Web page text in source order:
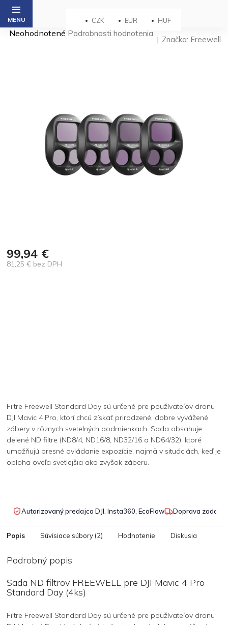
Prejsť
obsah
CZK EUR HUF
Priemerné
Neohodnotené Podrobnosti hodnotenia
Značka: Freewell
99,94 €
81,25 € bez DPH
Filtre Freewell Standard Day sú určené pre používateľov dronu
DJI Mavic 4 Pro, ktorí chcú získať prirodzené, dobre vyvážené
zábery v rôznych svetelných podmienkach. Sada obsahuje
delené ND filtre (ND8/4, ND16/8, ND32/16 a ND64/32), ktoré
umožňujú presné ovládanie expozície, najmä v situáciách, keď je
obloha oveľa svetlejšia ako zvyšok záberu.
Autorizovaný predajca DJI, Insta360, EcoFlow Doprava
Popis Súvisiace súbory (2) Hodnotenie Diskusia
Podrobný popis
Sada ND filtrov FREEWELL pre DJI Mavic 4 Pro
Standard Day (4ks)
Filtre Freewell Standard Day sú určené pre používateľov dronu